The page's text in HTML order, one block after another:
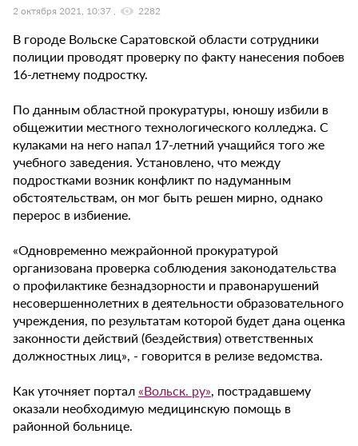
2 октября 2021, 10:37 2282
В городе Вольске Саратовской области сотрудники
полиции проводят проверку по факту нанесения побоев
16-летнему подростку.
По данным областной прокуратуры, юношу избили в
общежитии местного технологического колледжа. С
кулаками на него напал 17-летний учащийся того же
учебного заведения. Установлено, что между
подростками возник конфликт по надуманным
обстоятельствам, он мог быть решен мирно, однако
перерос в избиение.
«Одновременно межрайонной прокуратурой
организована проверка соблюдения законодательства
о профилактике безнадзорности и правонарушений
несовершеннолетних в деятельности образовательного
учреждения, по результатам которой будет дана оценка
законности действий (бездействия) ответственных
должностных лиц», - говорится в релизе ведомства.
Как уточняет портал «Вольск. ру», пострадавшему
оказали необходимую медицинскую помощь в
районной больнице.